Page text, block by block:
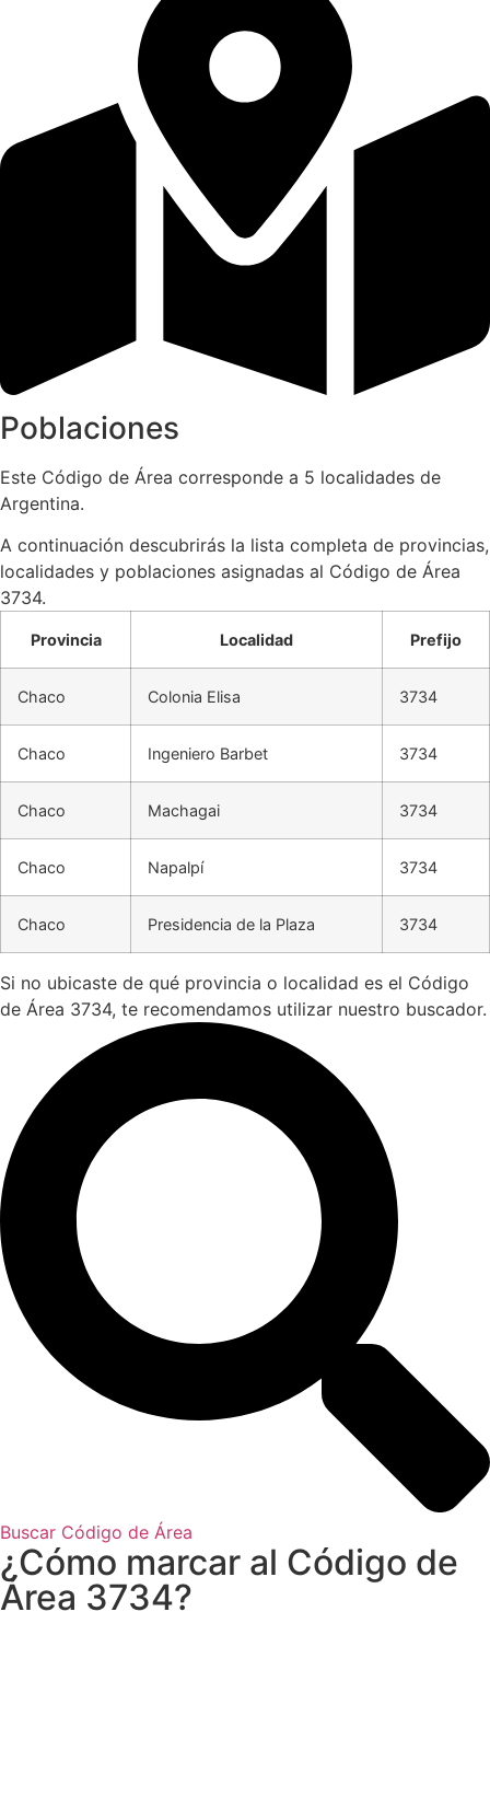
Poblaciones
Este Código de Área corresponde a 5 localidades de
Argentina.
A continuación descubrirás la lista completa de provincias,
localidades y poblaciones asignadas al Código de Área
3734.
Provincia Localidad Prefijo
Chaco Colonia Elisa 3734
Chaco Ingeniero Barbet 3734
Chaco Machagai 3734
Chaco Napalpí 3734
Chaco Presidencia de la Plaza 3734
Si no ubicaste de qué provincia o localidad es el Código
de Área 3734, te recomendamos utilizar nuestro buscador.
Buscar Código de Área
¿Cómo marcar al Código de
Área 3734?